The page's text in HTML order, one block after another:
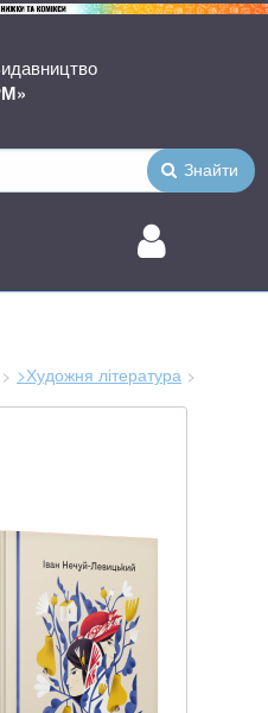
Знайти
>Художня література